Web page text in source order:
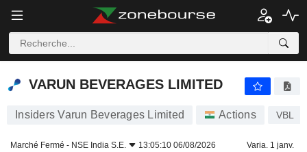
VARUN BEVERAGES LIMITED
Insiders Varun Beverages Limited Actions VBL
Marché Fermé - NSE India S.E. 13:05:10 06/08/2026 Varia. 1 janv.